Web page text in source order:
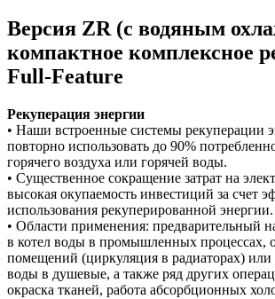
Версия ZR (с водяным
компактное комплексное
Full-Feature
Рекуперация энергии
• Наши встроенные системы рекуперации
повторно использовать до 90%
горячего воздуха или горячей воды.
• Существенное сокращение затрат на
высокая окупаемость инвестиций за счет
использования рекуперированной энергии.
• Области применения: предварительный
в котел воды в промышленных процессах,
помещений (циркуляция в радиаторах) или
воды в душевые, а также ряд других
окраска тканей, работа абсорбционных